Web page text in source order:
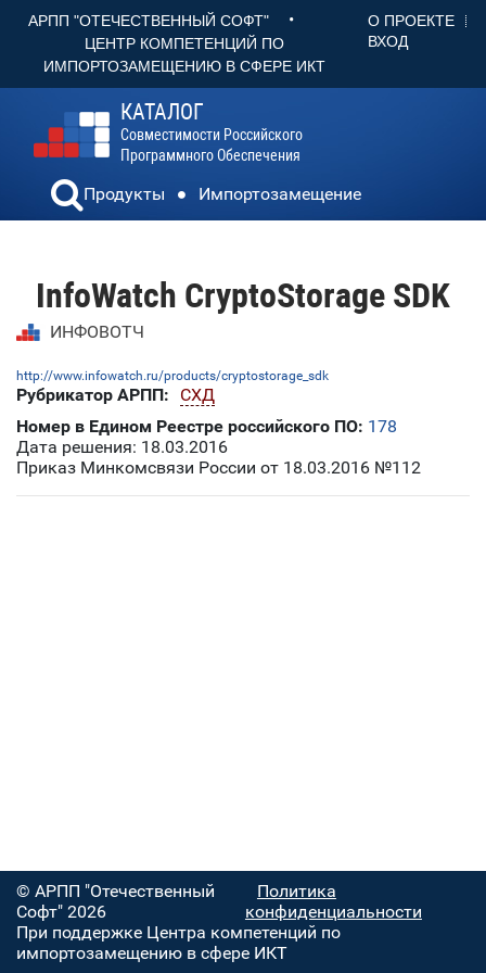
АРПП "ОТЕЧЕСТВЕННЫЙ СОФТ" •
ЦЕНТР КОМПЕТЕНЦИЙ ПО
ИМПОРТОЗАМЕЩЕНИЮ В СФЕРЕ ИКТ
О ПРОЕКТЕ
ВХОД
КАТАЛОГ
Совместимости Российского
Программного Обеспечения
Продукты Импортозамещение
InfoWatch CryptoStorage SDK
ИНФОВОТЧ
http://www.infowatch.ru/products/cryptostorage_sdk
Рубрикатор АРПП:
СХД
Номер в Едином Реестре российского ПО: 178
Дата решения: 18.03.2016
Приказ Минкомсвязи России от 18.03.2016 №112
© АРПП "Отечественный
Софт" 2026
Политика
конфиденциальности
При поддержке Центра компетенций по
импортозамещению в сфере ИКТ